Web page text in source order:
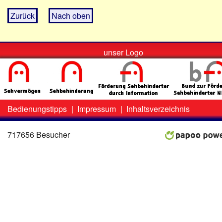
Zurück Nach oben
unser Logo
Zweit-
Menü
Bedienungstipps | Impressum | Inhaltsverzeichnis
717656 Besucher